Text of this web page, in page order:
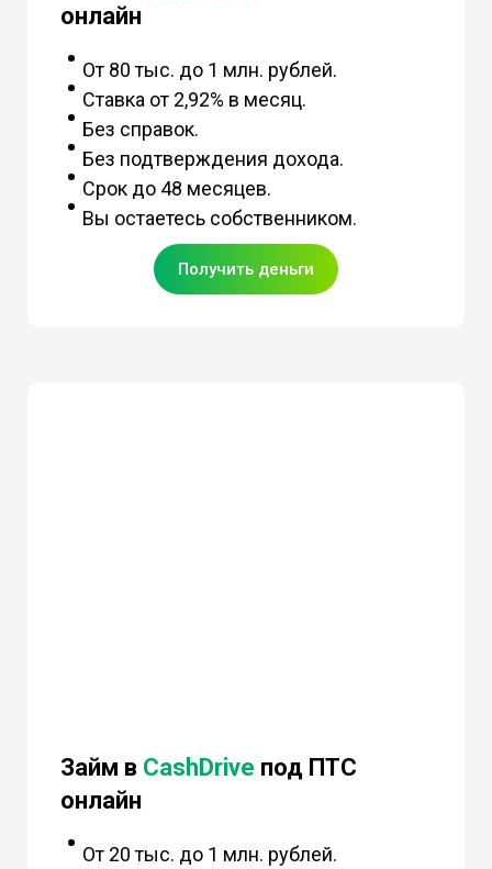
онлайн
От 80 тыс. до 1 млн. рублей.
Ставка от 2,92% в месяц.
Без справок.
Без подтверждения дохода.
Срок до 48 месяцев.
Вы остаетесь собственником.
Получить деньги
Займ в CashDrive под ПТС
онлайн
От 20 тыс. до 1 млн. рублей.